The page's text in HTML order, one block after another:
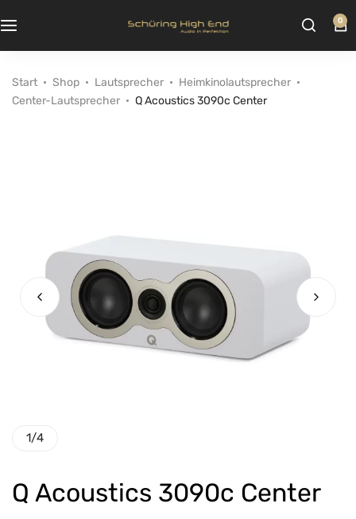
0
Start Shop Lautsprecher
Heimkinolautsprecher
Center-Lautsprecher
Q Acoustics 3090c Center
1/4
Q Acoustics 3090c Center